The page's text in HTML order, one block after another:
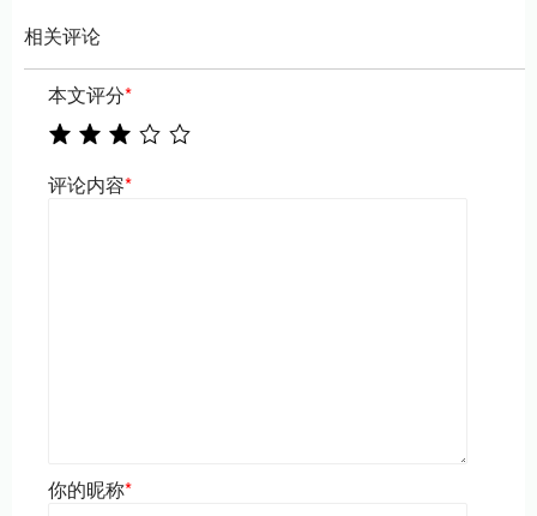
相关评论
本文评分*
评论内容*
你的昵称*